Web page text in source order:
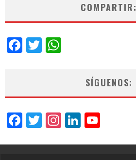
COMPARTIR:
Facebook
Twitter
SÍGUENOS:
Facebook
Twitter
Instagram
LinkedIn